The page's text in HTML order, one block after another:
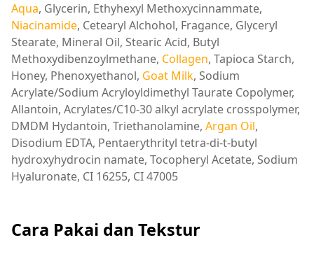
Aqua, Glycerin, Ethyhexyl Methoxycinnammate,
Niacinamide, Cetearyl Alchohol, Fragance, Glyceryl
Stearate, Mineral Oil, Stearic Acid, Butyl
Methoxydibenzoylmethane, Collagen, Tapioca Starch,
Honey, Phenoxyethanol, Goat Milk, Sodium
Acrylate/Sodium Acryloyldimethyl Taurate Copolymer,
Allantoin, Acrylates/C10-30 alkyl acrylate crosspolymer,
DMDM Hydantoin, Triethanolamine, Argan Oil,
Disodium EDTA, Pentaerythrityl tetra-di-t-butyl
hydroxyhydrocin namate, Tocopheryl Acetate, Sodium
Hyaluronate, CI 16255, CI 47005
Cara Pakai dan Tekstur